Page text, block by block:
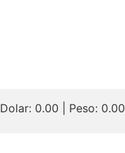
Dolar: 0.00 | Peso: 0.00